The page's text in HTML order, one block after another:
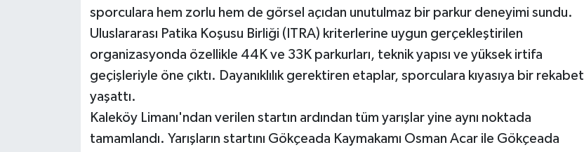
sporculara hem zorlu hem de görsel açıdan unutulmaz bir parkur deneyimi sundu.
Uluslararası Patika Koşusu Birliği (ITRA) kriterlerine uygun gerçekleştirilen
organizasyonda özellikle 44K ve 33K parkurları, teknik yapısı ve yüksek irtifa
geçişleriyle öne çıktı. Dayanıklılık gerektiren etaplar, sporculara kıyasıya bir rekabet
yaşattı.
Kaleköy Limanı'ndan verilen startın ardından tüm yarışlar yine aynı noktada
tamamlandı. Yarışların startını Gökçeada Kaymakamı Osman Acar ile Gökçeada